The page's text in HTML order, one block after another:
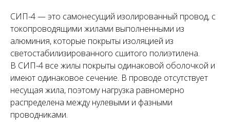
СИП-4 — это самонесущий изолированный провод, с
токопроводящими жилами выполненными из
алюминия, которые покрыты изоляцией из
светостабилизированного сшитого полиэтилена.
В СИП-4 все жилы покрыты одинаковой оболочкой и
имеют одинаковое сечение. В проводе отсутствует
несущая жила, поэтому нагрузка равномерно
распределена между нулевыми и фазными
проводниками.